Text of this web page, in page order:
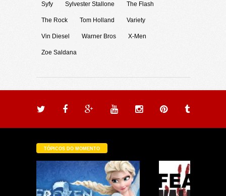
Syfy Sylvester Stallone The Flash
The Rock Tom Holland Variety
Vin Diesel Warner Bros X-Men
Zoe Saldana
TÓPICOS DO MOMENTO